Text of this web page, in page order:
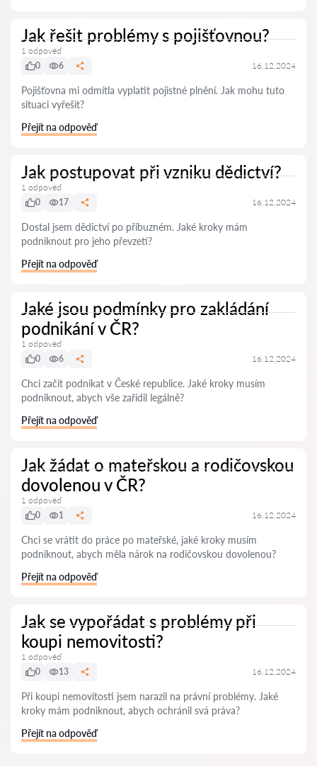
Jak řešit problémy s pojišťovnou?
1 odpověď
0
6 16.12.2024
Pojišťovna mi odmítla vyplatit pojistné plnění. Jak mohu tuto
situaci vyřešit?
Přejít na odpověď
Jak postupovat při vzniku dědictví?
1 odpověď
0
17 16.12.2024
Dostal jsem dědictví po příbuzném. Jaké kroky mám
podniknout pro jeho převzetí?
Přejít na odpověď
Jaké jsou podmínky pro zakládání
podnikání v ČR?
1 odpověď
0
6 16.12.2024
Chci začít podnikat v České republice. Jaké kroky musím
podniknout, abych vše zařídil legálně?
Přejít na odpověď
Jak žádat o mateřskou a rodičovskou
dovolenou v ČR?
1 odpověď
0
1 16.12.2024
Chci se vrátit do práce po mateřské, jaké kroky musím
podniknout, abych měla nárok na rodičovskou dovolenou?
Přejít na odpověď
Jak se vypořádat s problémy při
koupi nemovitosti?
1 odpověď
0
13 16.12.2024
Při koupi nemovitosti jsem narazil na právní problémy. Jaké
kroky mám podniknout, abych ochránil svá práva?
Přejít na odpověď